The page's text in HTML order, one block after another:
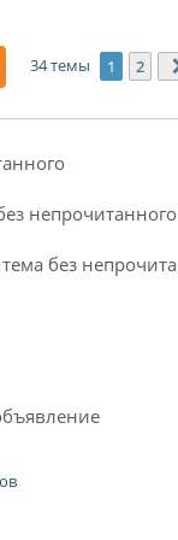
34 темы 1 2
непрочитанного
без